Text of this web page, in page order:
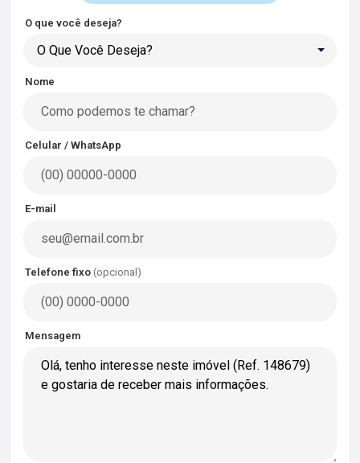
O que você deseja?
O Que Você Deseja?
Nome
Celular / WhatsApp
E-mail
Telefone fixo (opcional)
Mensagem